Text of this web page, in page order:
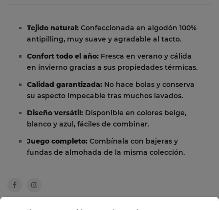
Tejido natural: Confeccionada en algodón 100%
antipilling, muy suave y agradable al tacto.
Confort todo el año: Fresca en verano y cálida
en invierno gracias a sus propiedades térmicas.
Calidad garantizada: No hace bolas y conserva
su aspecto impecable tras muchos lavados.
Diseño versátil: Disponible en colores beige,
blanco y azul, fáciles de combinar.
Juego completo: Combínala con bajeras y
fundas de almohada de la misma colección.